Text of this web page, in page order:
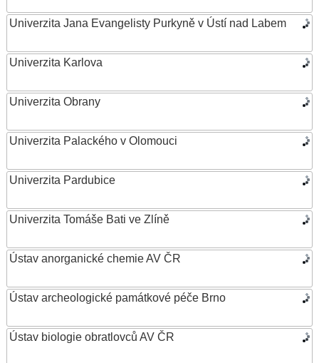
Univerzita Jana Evangelisty Purkyně v Ústí nad Labem
Univerzita Karlova
Univerzita Obrany
Univerzita Palackého v Olomouci
Univerzita Pardubice
Univerzita Tomáše Bati ve Zlíně
Ústav anorganické chemie AV ČR
Ústav archeologické památkové péče Brno
Ústav biologie obratlovců AV ČR